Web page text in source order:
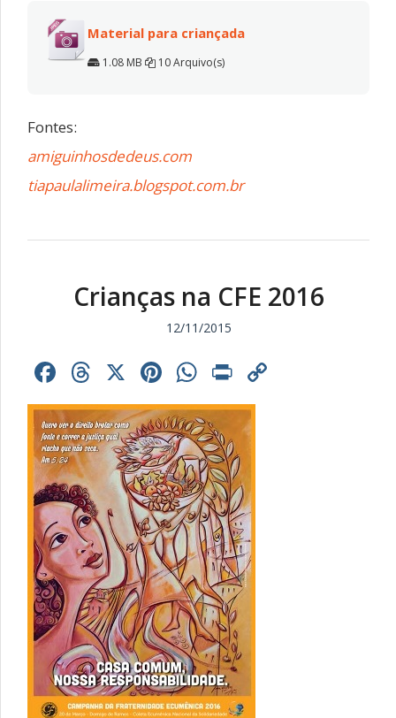
Material para criançada
1.08 MB 10 Arquivo(s)
Fontes:
amiguinhosdedeus.com
tiapaulalimeira.blogspot.com.br
Crianças na CFE 2016
12/11/2015
Facebook
Threads
X Pinterest
WhatsApp
Print